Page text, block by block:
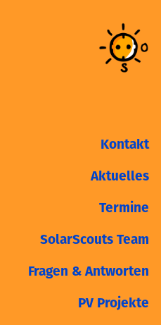
Kontakt
Aktuelles
Termine
SolarScouts Team
Fragen & Antworten
PV Projekte